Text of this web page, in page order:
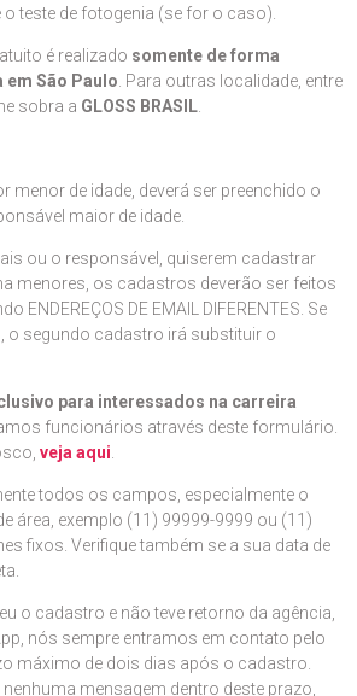
teste de fotogenia (se for o caso).
é realizado somente de forma
em São Paulo . Para outras localidade, entre
sobra a GLOSS BRASIL
menor de idade, deverá ser preenchido o
maior de idade.
ou o responsável, quiserem cadastrar
menores, os cadastros deverão ser feitos
ENDEREÇOS DE EMAIL DIFERENTES. Se
o segundo cadastro irá substituir o
para interessados na carreira
funcionários através deste formulário.
veja aqui
todos os campos, especialmente o
área, exemplo (11) 99999-9999 ou (11)
fixos. Verifique também se a sua data de
o cadastro e não teve retorno da agência,
nós sempre entramos em contato pelo
máximo de dois dias após o cadastro.
mensagem dentro deste prazo,